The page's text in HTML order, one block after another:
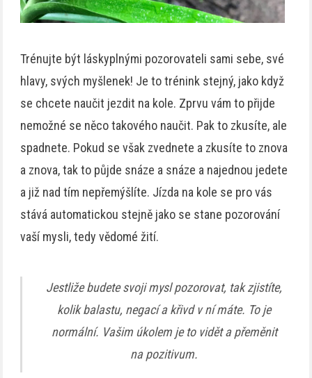
Trénujte být láskyplnými pozorovateli sami sebe, své
hlavy, svých myšlenek! Je to trénink stejný, jako když
se chcete naučit jezdit na kole. Zprvu vám to přijde
nemožné se něco takového naučit. Pak to zkusíte, ale
spadnete. Pokud se však zvednete a zkusíte to znova
a znova, tak to půjde snáze a snáze a najednou jedete
a již nad tím nepřemýšlíte. Jízda na kole se pro vás
stává automatickou stejně jako se stane pozorování
vaší mysli, tedy vědomé žití.
Jestliže budete svoji mysl pozorovat, tak zjistíte,
kolik balastu, negací a křivd v ní máte. To je
normální. Vašim úkolem je to vidět a přeměnit
na pozitivum.